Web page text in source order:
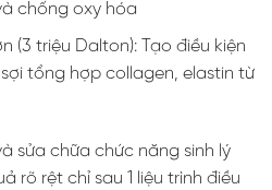
chống oxy hóa
(3 triệu Dalton): Tạo điều kiện
tổng hợp collagen, elastin từ
sửa chữa chức năng sinh lý
rõ rệt chỉ sau 1 liệu trình điều